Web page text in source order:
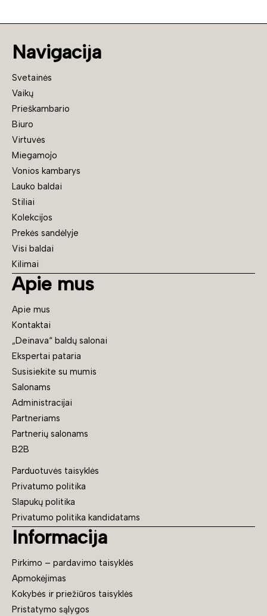
Navigacija
Svetainės
Vaikų
Prieškambario
Biuro
Virtuvės
Miegamojo
Vonios kambarys
Lauko baldai
Stiliai
Kolekcijos
Prekės sandėlyje
Visi baldai
Kilimai
Apie mus
Apie mus
Kontaktai
„Deinava“ baldų salonai
Ekspertai pataria
Susisiekite su mumis
Salonams
Administracijai
Partneriams
Partnerių salonams
B2B
Parduotuvės taisyklės
Privatumo politika
Slapukų politika
Privatumo politika kandidatams
Informacija
Pirkimo – pardavimo taisyklės
Apmokėjimas
Kokybės ir priežiūros taisyklės
Pristatymo sąlygos